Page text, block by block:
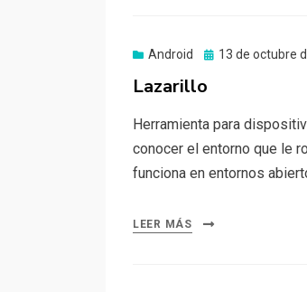
Android
Publicado
13 de octubre
Lazarillo
Herramienta para
conocer el entorno que le
funciona en entornos
LEER MÁS